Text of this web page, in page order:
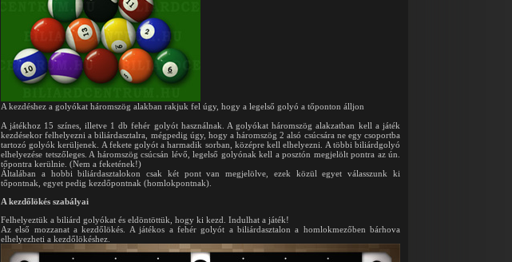
A kezdéshez a golyókat háromszög alakban rakjuk fel úgy, hogy a legelső golyó a tőponton álljon
A játékhoz 15 színes, illetve 1 db fehér golyót használnak. A golyókat háromszög alakzatban kell a játék
kezdésekor felhelyezni a biliárdasztalra, mégpedig úgy, hogy a háromszög 2 alsó csúcsára ne egy csoportba
tartozó golyók kerüljenek. A fekete golyót a harmadik sorban, középre kell elhelyezni. A többi biliárdgolyó
elhelyezése tetszőleges. A háromszög csúcsán lévő, legelső golyónak kell a posztón megjelölt pontra az ún.
tőpontra kerülnie. (Nem a feketének!)
Általában a hobbi biliárdasztalokon csak két pont van megjelölve, ezek közül egyet válasszunk ki
tőpontnak, egyet pedig kezdőpontnak (homlokpontnak).
A kezdőlökés szabályai
Felhelyeztük a biliárd golyókat és eldöntöttük, hogy ki kezd. Indulhat a játék!
Az első mozzanat a kezdőlökés. A játékos a fehér golyót a biliárdasztalon a homlokmezőben bárhova
elhelyezheti a kezdőlökéshez.